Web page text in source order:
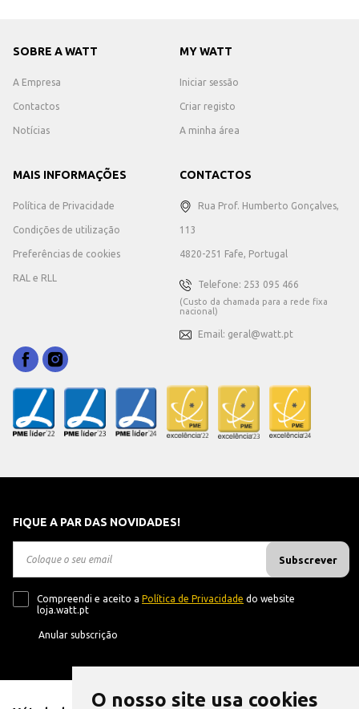
O nosso site usa cookies
SOBRE A WATT
A Empresa
Contactos
Notícias
MY WATT
Iniciar sessão
Criar registo
A minha área
MAIS INFORMAÇÕES
Política de Privacidade
Condições de utilização
Preferências de cookies
RAL e RLL
CONTACTOS
Rua Prof. Humberto Gonçalves,
113
4820-251 Fafe, Portugal
Telefone: 253 095 466
(Custo da chamada para a rede fixa
nacional)
Email: geral@watt.pt
FIQUE A PAR DAS NOVIDADES!
Subscrever
Compreendi e aceito a Política de Privacidade do website
loja.watt.pt
Anular subscrição